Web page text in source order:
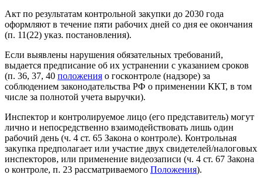
Акт по результатам контрольной закупки до 2030 года
оформляют в течение пяти рабочих дней со дня ее окончания
(п. 11(22) указ. постановления).
Если выявлены нарушения обязательных требований,
выдается предписание об их устранении с указанием сроков
(п. 36, 37, 40 положения о госконтроле (надзоре) за
соблюдением законодательства РФ о применении ККТ, в том
числе за полнотой учета выручки).
Инспектор и контролируемое лицо (его представитель) могут
лично и непосредственно взаимодействовать лишь один
рабочий день (ч. 4 ст. 65 Закона о контроле). Контрольная
закупка предполагает или участие двух свидетелей/налоговых
инспекторов, или применение видеозаписи (ч. 4 ст. 67 Закона
о контроле, п. 23 рассматриваемого Положения).